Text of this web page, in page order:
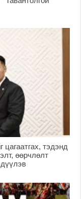
цагаатгах, тэдэнд
өөрчлөлт